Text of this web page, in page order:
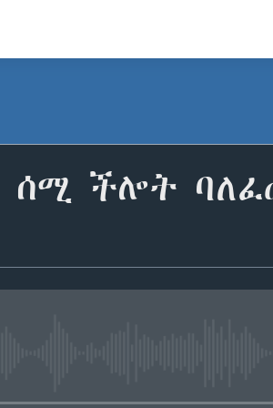
ሰሚ ችሎት